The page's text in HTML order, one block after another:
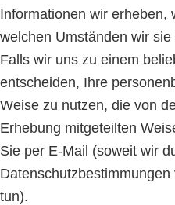
Informationen wir erheben,
welchen Umständen wir
Falls wir uns zu einem
entscheiden, Ihre
Weise zu nutzen, die von
Erhebung mitgeteilten
Sie per E-Mail (soweit wir
tun).